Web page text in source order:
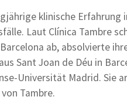
klinische Erfahrung
Laut Clínica Tambre
ab, absolvierte
Sant Joan de Déu in
Universität Madrid. Sie
Tambre.